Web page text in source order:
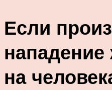
Если
нападение
на